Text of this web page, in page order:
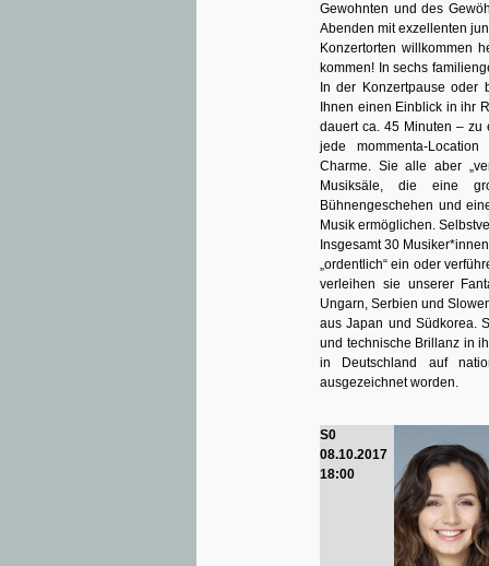
Gewohnten und des
Abenden mit exzellenten
Konzertorten willkommen
kommen! In sechs
In der Konzertpause oder
Ihnen einen Einblick in ihr
dauert ca. 45 Minuten – zu
jede mommenta-
Charme. Sie alle aber
Musiksäle, die eine
Bühnengeschehen und
Musik ermöglichen.
Insgesamt 30
„ordentlich“ ein oder
verleihen sie unserer
Ungarn, Serbien und
aus Japan und Südkorea.
und technische Brillanz in
in Deutschland auf
ausgezeichnet worden.
S0
08.10.2017
18:00